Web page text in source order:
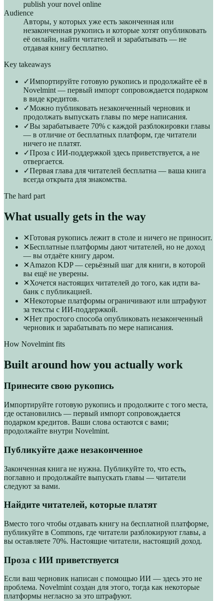
publish your novel online
Audience
Авторы, у которых уже есть законченная или
незаконченная рукопись и которые хотят опубликовать
её онлайн, найти читателей и зарабатывать — не
отдавая книгу бесплатно.
Key takeaways
✓Импортируйте готовую рукопись и продолжайте её в
Novelmint — первый импорт сопровождается подарком
в виде кредитов.
✓Можно публиковать незаконченный черновик и
продолжать выпускать главы по мере написания.
✓Вы зарабатываете 70% с каждой разблокировки главы
— в отличие от бесплатных платформ, где читатели
ничего не платят.
✓Проза с ИИ-поддержкой здесь приветствуется, а не
отвергается.
✓Первая глава для читателей бесплатна — ваша книга
всегда открыта для знакомства.
The hard part
What usually gets in the way
✕Готовая рукопись лежит в столе и ничего не приносит.
✕Бесплатные платформы дают читателей, но не доход
— вы отдаёте книгу даром.
✕Amazon KDP — серьёзный шаг для книги, в которой
вы ещё не уверены.
✕Хочется настоящих читателей до того, как идти ва-
банк с публикацией.
✕Некоторые платформы ограничивают или штрафуют
за тексты с ИИ-поддержкой.
✕Нет простого способа опубликовать незаконченный
черновик и зарабатывать по мере написания.
How Novelmint fits
Built around how you actually work
Принесите свою рукопись
Импортируйте готовую рукопись и продолжите с того места,
где остановились — первый импорт сопровождается
подарком кредитов. Ваши слова остаются с вами;
продолжайте внутри Novelmint.
Публикуйте даже незаконченное
Законченная книга не нужна. Публикуйте то, что есть,
поглавно и продолжайте выпускать главы — читатели
следуют за вами.
Найдите читателей, которые платят
Вместо того чтобы отдавать книгу на бесплатной платформе,
публикуйте в Commons, где читатели разблокируют главы, а
вы оставляете 70%. Настоящие читатели, настоящий доход.
Проза с ИИ приветствуется
Если ваш черновик написан с помощью ИИ — здесь это не
проблема. Novelmint создан для этого, тогда как некоторые
платформы негласно за это штрафуют.